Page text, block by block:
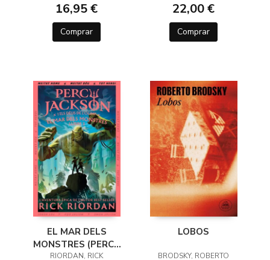
16,95 €
Comprar
22,00 €
Comprar
EL MAR DELS
MONSTRES (PERCY
JACKSON I ELS DÉUS
RIORDAN, RICK
LOBOS
BRODSKY, ROBERTO